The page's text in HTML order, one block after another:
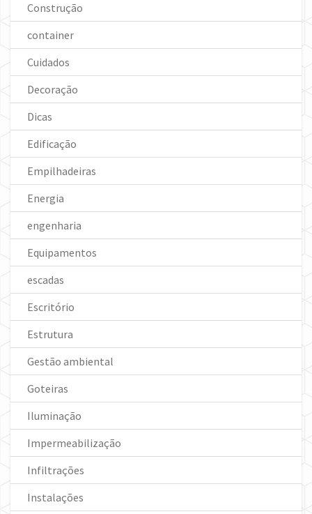
Construção
container
Cuidados
Decoração
Dicas
Edificação
Empilhadeiras
Energia
engenharia
Equipamentos
escadas
Escritório
Estrutura
Gestão ambiental
Goteiras
Iluminação
Impermeabilização
Infiltrações
Instalações